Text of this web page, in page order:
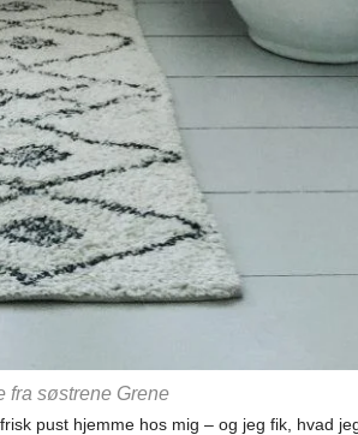
fra søstrene Grene
pust hjemme hos mig – og jeg fik, hvad